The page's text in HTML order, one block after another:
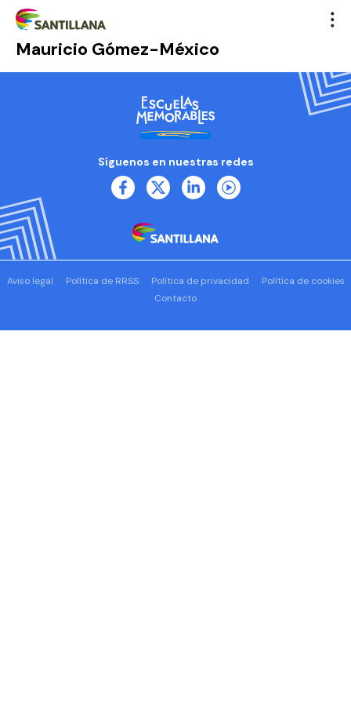
Mauricio Gómez-México
Síguenos en nuestras redes
Aviso legal Política de RRSS Política de privacidad
Política de cookies
Contacto